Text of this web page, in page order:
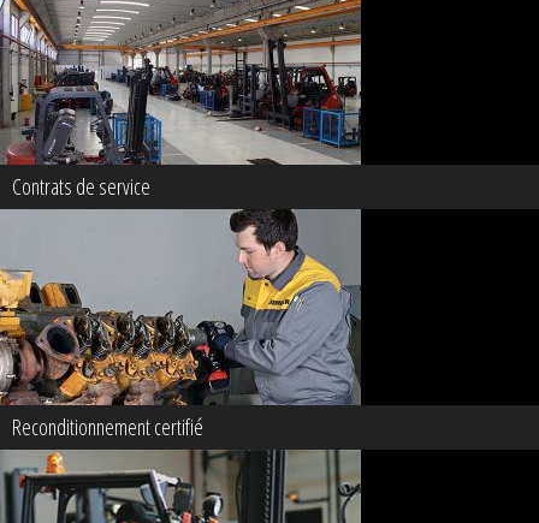
Contrats de service
Reconditionnement certifié